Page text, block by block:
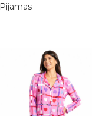
Pijamas